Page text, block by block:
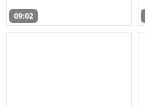
09:02